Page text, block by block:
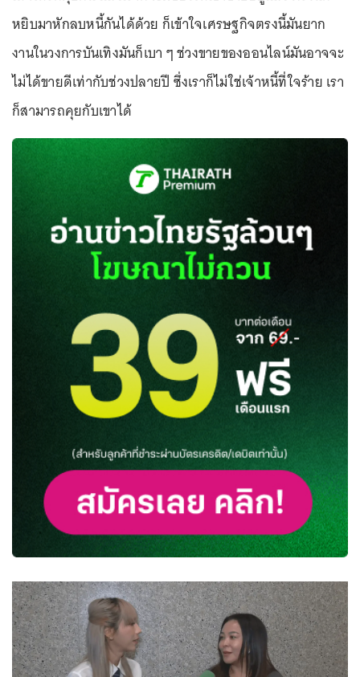
หยิบมาหักลบหนี้กันได้ด้วย ก็เข้าใจเศรษฐกิจตรงนี้มันยาก
งานในวงการบันเทิงมันก็เบา ๆ ช่วงขายของออนไลน์มันอาจจะ
ไม่ได้ขายดีเท่ากับช่วงปลายปี ซึ่งเราก็ไม่ใช่เจ้าหนี้ที่ใจร้าย เรา
ก็สามารถคุยกับเขาได้